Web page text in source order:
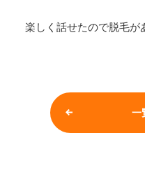
楽しく話せたので脱毛が
一